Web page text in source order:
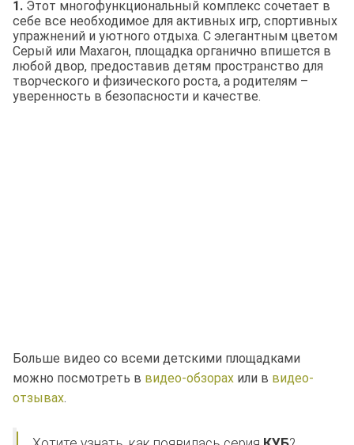
1. Этот многофункциональный комплекс сочетает в
себе все необходимое для активных игр, спортивных
упражнений и уютного отдыха. С элегантным цветом
Серый или Махагон, площадка органично впишется в
любой двор, предоставив детям пространство для
творческого и физического роста, а родителям –
уверенность в безопасности и качестве.
Больше видео со всеми детскими площадками
можно посмотреть в видео-обзорах или в видео-
отзывах.